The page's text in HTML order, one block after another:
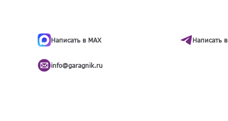
Написать в MAX Написать
info@garagnik.ru